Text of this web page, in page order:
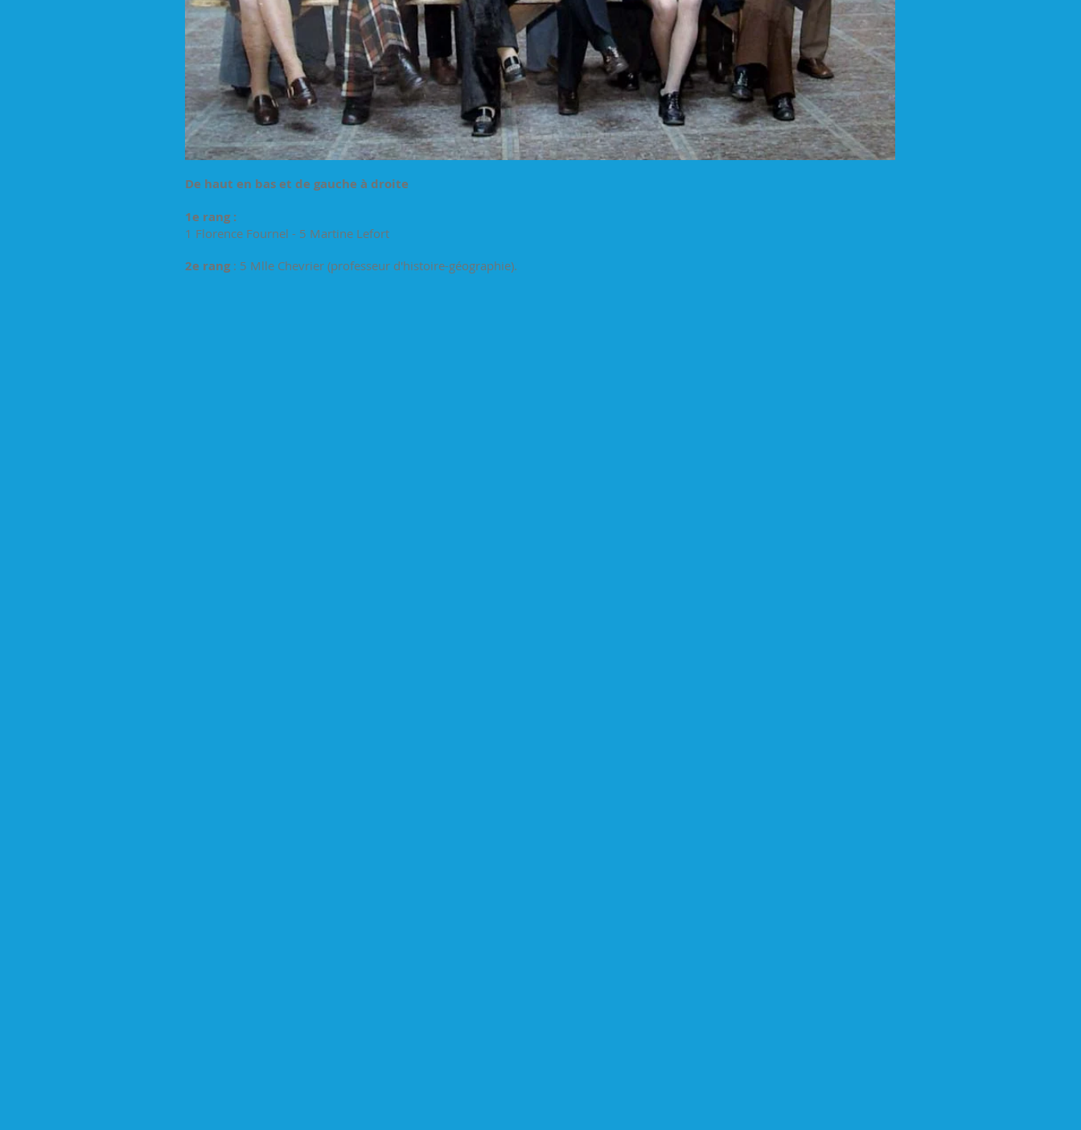
De haut en bas et de gauche à droite
1e rang :
1 Florence Fournel - 5 Martine Lefort
2e rang: 5 Mlle Chevrier (professeur d'histoire-géographie).